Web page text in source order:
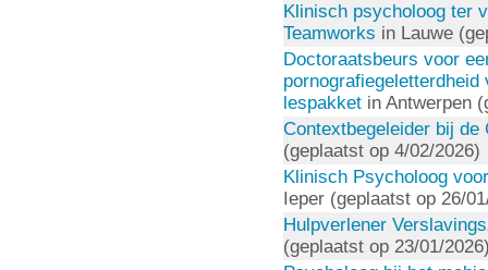
Klinisch psycholoog ter
Teamworks in Lauwe
Doctoraatsbeurs voor
lespakket in Antwerpen
Contextbegeleider bij de
(geplaatst op 4/02/2026)
Klinisch Psycholoog
Ieper (geplaatst op 26/
Hulpverlener
(geplaatst op 23/01/